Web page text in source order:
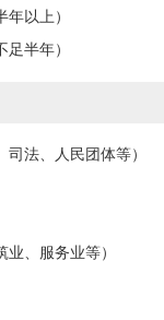
以上）
半年）
法、人民团体等）
、服务业等）